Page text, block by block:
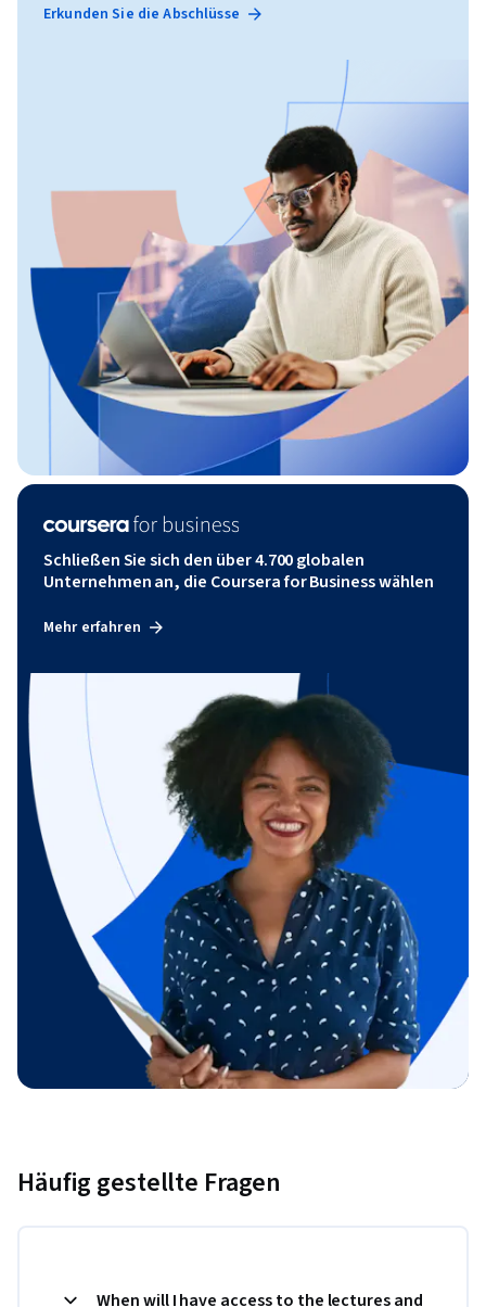
Erkunden Sie die Abschlüsse
Schließen Sie sich den über 4.700 globalen
Unternehmen an, die Coursera for Business wählen
Mehr erfahren
Häufig gestellte Fragen
When will I have access to the lectures and